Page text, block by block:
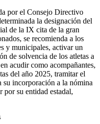
por el Consejo Directivo
la designación del
de la IX cita de la gran
se recomienda a los
y municipales, activar un
de solvencia de los atletas a
acudir como acompañantes,
del año 2025, tramitar el
incorporación a la nómina
por su entidad estadal,